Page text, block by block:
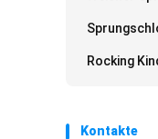
Rocking
Kontakte